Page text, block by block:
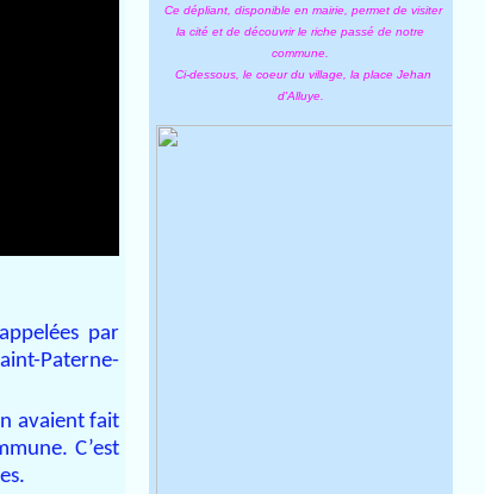
par
Paterne-
avaient fait
C’est
Ce dépliant, disponible en mairie, permet de visiter
la cité et de découvrir le riche passé de notre
commune.
Ci-dessous, le coeur du village, la place Jehan
d'Alluye.